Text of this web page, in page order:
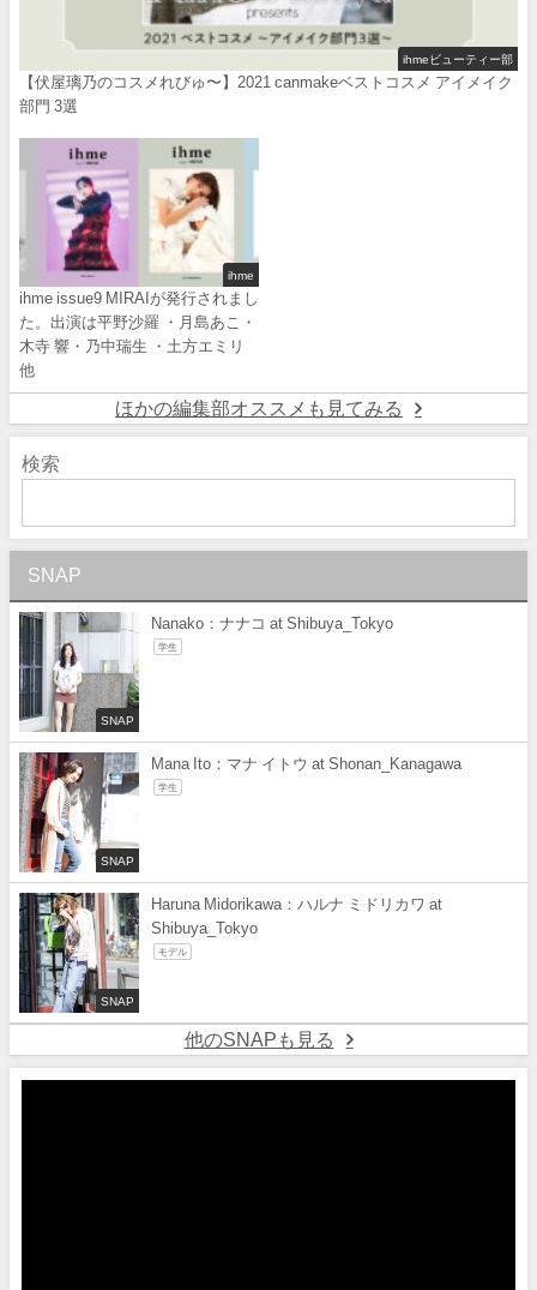
ihmeビューティー部
【伏屋璃乃のコスメれびゅ〜】2021 canmakeベストコスメ アイメイク
部門 3選
ihme
ihme issue9 MIRAIが発行されまし
た。出演は平野沙羅 ・月島あこ・
木寺 響・乃中瑞生 ・土方エミリ
他
ほかの編集部オススメも見てみる
検索
SNAP
SNAP
Nanako：ナナコ at Shibuya_Tokyo
学生
SNAP
Mana Ito：マナ イトウ at Shonan_Kanagawa
学生
SNAP
Haruna Midorikawa：ハルナ ミドリカワ at
Shibuya_Tokyo
モデル
他のSNAPも見る